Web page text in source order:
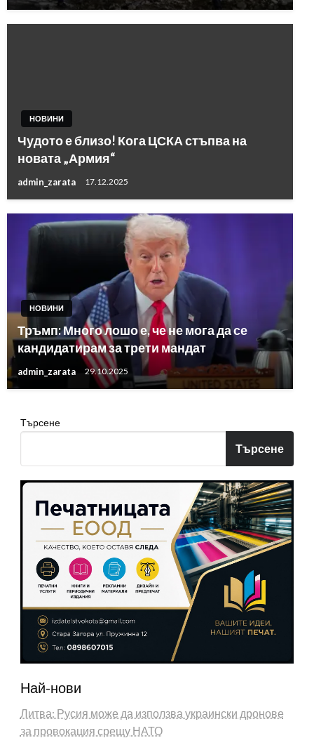
НОВИНИ
Чудото е близо! Кога ЦСКА стъпва на
новата „Армия“
admin_zarata 17.12.2025
НОВИНИ
Тръмп: Много лошо е, че не мога да се
кандидатирам за трети мандат
admin_zarata 29.10.2025
Търсене
Търсене
Най-нови
Литва: Русия може да използва украински дронове
за провокация срещу НАТО